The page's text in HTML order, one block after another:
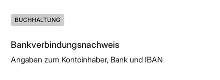
BUCHHALTUNG
Bankverbindungsnachweis
Angaben zum Kontoinhaber, Bank und IBAN